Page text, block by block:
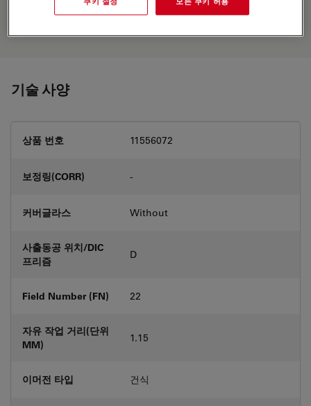
alternatives, and find the best fit for
기술 사양
상품 번호 11556072
보정링(CORR) -
커버글라스 Without
사출동공 위치/DIC
프리즘
D
Field Number (FN) 22
자유 작업 거리(단위
MM)
1.15
이머전 타입 건식